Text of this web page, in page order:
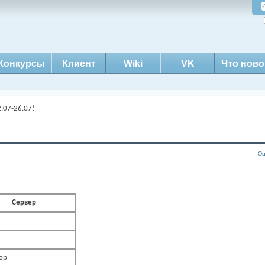
Конкурсы Клиент Wiki VK Что
26.07!
Сервер